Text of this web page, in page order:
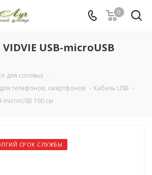
0
USB-microUSB
для сотовых -
телефонов, смартфонов - Кабель USB -
microUSB 100 см
СРОК СЛУЖБЫ